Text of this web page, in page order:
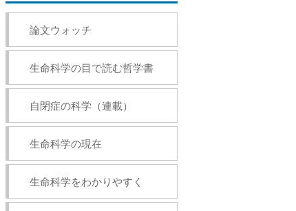
論文ウォッチ
生命科学の目で読む哲学書
自閉症の科学（連載）
生命科学の現在
生命科学をわかりやすく